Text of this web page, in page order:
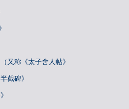
又称《太子舍人帖》
截碑》